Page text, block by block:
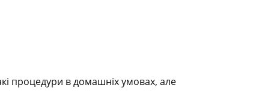
процедури в домашніх умовах, але